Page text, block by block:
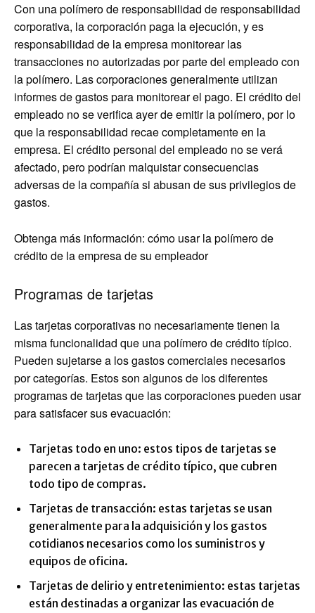
Con una polímero de responsabilidad de responsabilidad
corporativa, la corporación paga la ejecución, y es
responsabilidad de la empresa monitorear las
transacciones no autorizadas por parte del empleado con
la polímero. Las corporaciones generalmente utilizan
informes de gastos para monitorear el pago. El crédito del
empleado no se verifica ayer de emitir la polímero, por lo
que la responsabilidad recae completamente en la
empresa. El crédito personal del empleado no se verá
afectado, pero podrían malquistar consecuencias
adversas de la compañía si abusan de sus privilegios de
gastos.
Obtenga más información: cómo usar la polímero de
crédito de la empresa de su empleador
Programas de tarjetas
Las tarjetas corporativas no necesariamente tienen la
misma funcionalidad que una polímero de crédito típico.
Pueden sujetarse a los gastos comerciales necesarios
por categorías. Estos son algunos de los diferentes
programas de tarjetas que las corporaciones pueden usar
para satisfacer sus evacuación:
Tarjetas todo en uno: estos tipos de tarjetas se
parecen a tarjetas de crédito típico, que cubren
todo tipo de compras.
Tarjetas de transacción: estas tarjetas se usan
generalmente para la adquisición y los gastos
cotidianos necesarios como los suministros y
equipos de oficina.
Tarjetas de delirio y entretenimiento: estas tarjetas
están destinadas a organizar las evacuación de